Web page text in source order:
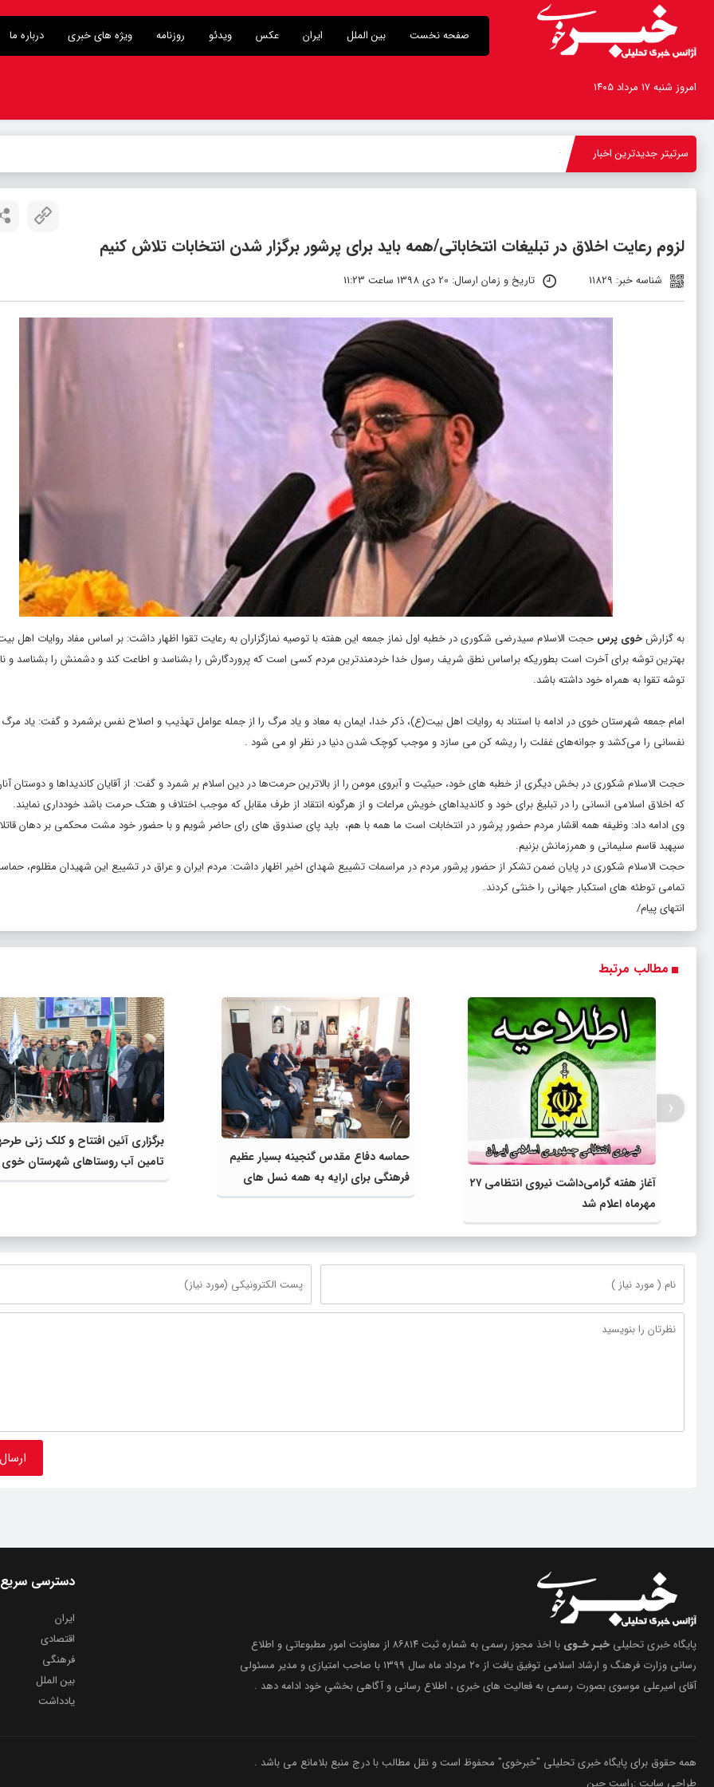
صفحه نخست بین الملل ایران عکس ویدئو روزنامه ویژه های خبری درباره ما
امروز شنبه ۱۷ مرداد ۱۴۰۵
سرتیتر جدیدترین اخبار بازد
لزوم رعایت اخلاق در تبلیغات انتخاباتی/همه باید برای پرشور برگزار شدن انتخابات تلاش کنیم
شناسه خبر: 11829 تاریخ و زمان ارسال: 20 دی 1398 ساعت 11:23
به گزارشخوی پرس حجت الاسلام سیدرضی شکوری در خطبه اول نماز جمعه این هفته با توصیه نمازگزاران به رعایت تقوا اظهار داشت: بر اساس مفاد روایات اهل
بهترین توشه برای آخرت است بطوریکه براساس نطق شریف رسول خدا خردمندترین مردم کسی است که پروردگارش را بشناسد و اطاعت کند و دشمنش را بشناسد و
توشه تقوا به همراه خود داشته باشد.
امام جمعه شهرستان خوی در ادامه با استناد به روایات اهل بیت(ع)، ذکر خدا، ایمان به معاد و یاد مرگ را از جمله عوامل تهذیب و اصلاح نفس برشمرد و گفت: یاد
نفسانی را می‌کشد و جوانه‌های غفلت را ریشه کن می سازد و موجب کوچک شدن دنیا در نظر او می شود .
حجت الاسلام شکوری در بخش دیگری از خطبه های خود، حیثیت و آبروی مومن را از بالاترین حرمت‌ها در دین اسلام بر شمرد و گفت: از آقایان کاندیداها و دوستان آنان
که اخلاق اسلامی انسانی را در تبلیغ برای خود و کاندیداهای خویش مراعات و از هرگونه انتقاد از طرف مقابل که موجب اختلاف و هتک حرمت باشد خودداری نمایند.
وی ادامه داد: وظیفه همه اقشار مردم حضور پرشور در انتخابات است ما همه با هم، باید پای صندوق های رای حاضر شویم و با حضور خود مشت محکمی بر دهان
سپهبد قاسم سلیمانی و همرزمانش بزنیم.
حجت الاسلام شکوری در پایان ضمن تشکر از حضور پرشور مردم در مراسمات تشییع شهدای اخیر اظهار داشت: مردم ایران و عراق در تشییع این شهیدان مظلوم،
تمامی توطئه های استکبار جهانی را خنثی کردند.
انتهای پیام/
مطالب مرتبط
آغاز هفته گرامی‌داشت نیروی انتظامی ۲۷
مهرماه اعلام شد
حماسه دفاع مقدس گنجینه بسیار عظیم
فرهنگی برای ارایه به همه نسل های
آینده است
برگزاری آئین افتتاح و کلک زنی
تامین آب روستاهای شهرستان خوی
‹
پایگاه خبری تحلیلی خبـر خـوی
با اخذ مجوز رسمی به شماره ثبت ۸۶۸۱۴ از معاونت امور مطبوعاتی و اطلاع
رسانی وزارت فرهنگ و ارشاد اسلامی توفیق یافت از ۲۰ مرداد ماه سال ۱۳۹۹ با صاحب امتیازی و مدیر مسئولی
آقای امیرعلی موسوی بصورت رسمی به فعالیت های خبری ، اطلاع رسانی و آگاهی بخشیِ خود ادامه دهد .
دسترسی سریع
ایران
اقتصادی
فرهنگی
بین الملل
یادداشت
همه حقوق برای پایگاه خبری تحلیلی "خبرخوی" محفوظ است و نقل مطالب با درج منبع بلامانع می باشد .
طراحی سایت :راست چین